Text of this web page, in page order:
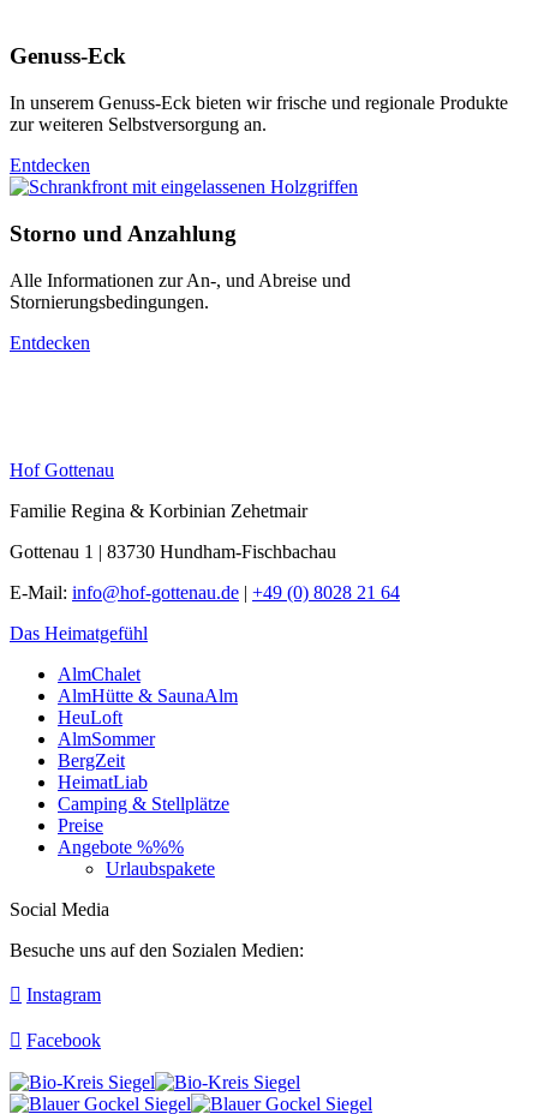
Genuss-Eck
In unserem Genuss-Eck bieten wir frische und regionale Produkte
zur weiteren Selbstversorgung an.
Entdecken
Storno und Anzahlung
Alle Informationen zur An-, und Abreise und
Stornierungsbedingungen.
Entdecken
Hof Gottenau
Familie Regina & Korbinian Zehetmair
Gottenau 1 | 83730 Hundham-Fischbachau
E-Mail: info@hof-gottenau.de | +49 (0) 8028 21 64
Das Heimatgefühl
AlmChalet
AlmHütte & SaunaAlm
HeuLoft
AlmSommer
BergZeit
HeimatLiab
Camping & Stellplätze
Preise
Angebote %%%
Urlaubspakete
Social Media
Besuche uns auf den Sozialen Medien:
Instagram
Facebook